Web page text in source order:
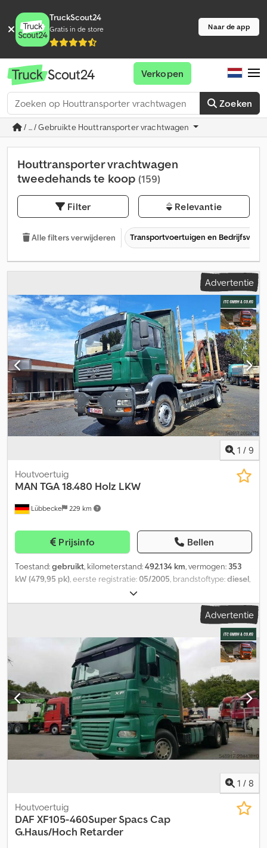
TruckScout24
Gratis in de store Naar de app
Zoeken
Verkopen
/ ... / Gebruikte Houttransporter vrachtwagen
Houttransporter vrachtwagen
tweedehands te koop (159)
Filter Relevantie
Alle filters verwijderen Transportvoertuigen en
Advertentie
1 / 9
Lübbecke 229 km
Houtvoertuig
MAN TGA 18.480 Holz LKW
Prijsinfo Bellen
Toestand:gebruikt, kilometerstand:492.134 km, vermogen: 353
kW (479,95 pk), eerste registratie:05/2005, brandstoftype:diesel,
diesel
overbrenging:mechanisch, emissieklasse:Euro 4, Bouwjaar:2005,
aanhangwagenkoppeling, airconditioning, boordcomputer,
centrale vergrendeling, kraan, = Aanvullende opties en
accessoires = - Centrale smering - Zonneklep Dkjdoxzqpiopfx
Ahmer = Meer informatie = Aantal cilinders: 8 Motorinhoud: 12.820
cc GVW: 18.000 kg Verkoopprijs: € 18.000, US$ 20.510
Advertentie
1 / 8
Houtvoertuig
DAF XF105-460Super Spacs Cap
G.Haus/Hoch Retarder